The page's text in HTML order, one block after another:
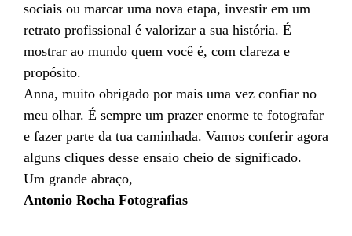
sociais ou marcar uma nova etapa, investir em um
retrato profissional é valorizar a sua história. É
mostrar ao mundo quem você é, com clareza e
propósito.
Anna, muito obrigado por mais uma vez confiar no
meu olhar. É sempre um prazer enorme te fotografar
e fazer parte da tua caminhada. Vamos conferir agora
alguns cliques desse ensaio cheio de significado.
Um grande abraço,
Antonio Rocha Fotografias